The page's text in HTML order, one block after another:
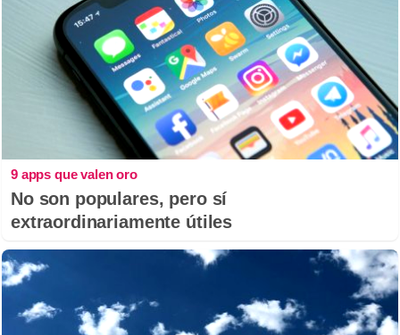
9 apps que valen oro
No son populares, pero sí
extraordinariamente útiles